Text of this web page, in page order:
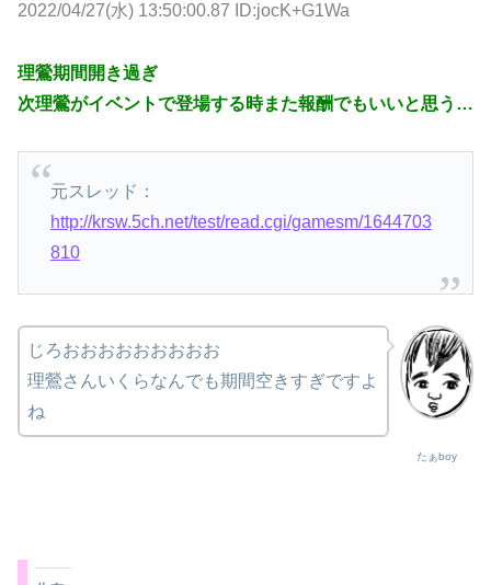
2022/04/27(水) 13:50:00.87 ID:jocK+G1Wa
理鶯期間開き過ぎ
次理鶯がイベントで登場する時また報酬でもいいと思う…
元スレッド：
http://krsw.5ch.net/test/read.cgi/gamesm/1644703
810
たぁboy
じろおおおおおおおおお
理鶯さんいくらなんでも期間空きすぎですよ
ね